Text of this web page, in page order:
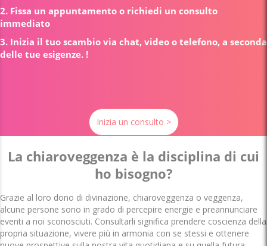
2. Fissa un appuntamento o richiedi un consulto
immediato
3. Inizia il tuo scambio via chat, video o telefono, a seconda
delle tue esigenze. !
Inizia un consulto >
La chiaroveggenza è la disciplina di cui
ho bisogno?
Grazie al loro dono di divinazione, chiaroveggenza o veggenza,
alcune persone sono in grado di percepire energie e preannunciare
eventi a noi sconosciuti. Consultarli significa prendere coscienza della
propria situazione, vivere più in armonia con se stessi e ottenere